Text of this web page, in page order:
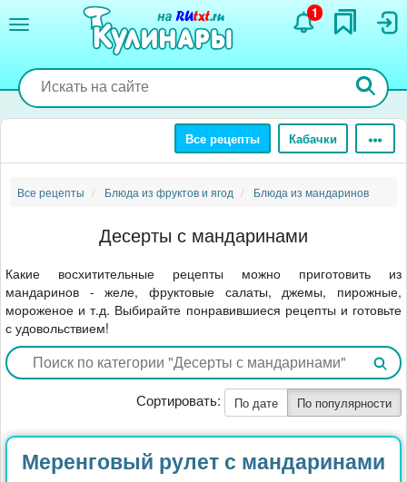
содержанию
1
Все рецепты Кабачки
Все рецепты Блюда из фруктов и ягод Блюда из мандаринов
Десерты с мандаринами
Какие восхитительные рецепты можно приготовить из
мандаринов - желе, фруктовые салаты, джемы, пирожные,
мороженое и т.д. Выбирайте понравившиеся рецепты и готовьте
с удовольствием!
Сортировать: По дате По популярности
Меренговый рулет с мандаринами